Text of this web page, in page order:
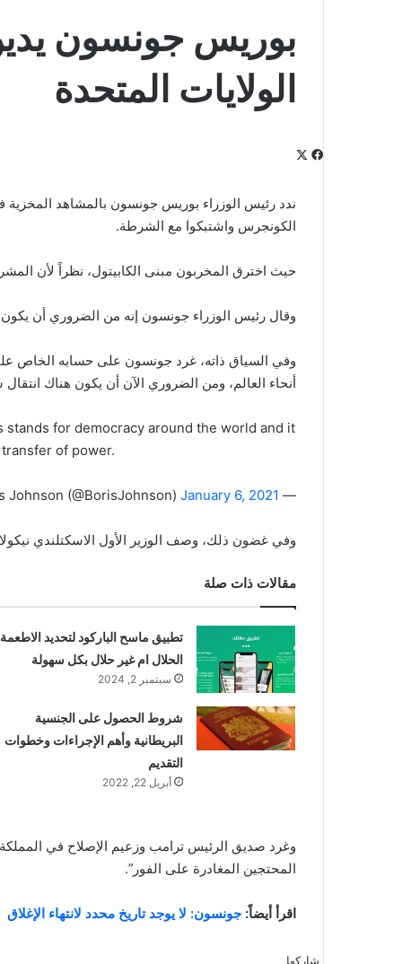
بوريس جونسون
الولايات المتحدة
فيسبوك
ندد رئيس الوزراء بوريس جونسون بالمشاهد المخزية
الكونجرس واشتبكوا مع الشرطة.
حيث اخترق المخربون مبنى الكابيتول، نظراً لأن
وقال رئيس الوزراء جونسون إنه من الضروري أن
وفي السياق ذاته، غرد جونسون على حسابه الخاص على
أنحاء العالم، ومن الضروري الآن أن يكون هناك
for democracy around the world and it
of power.
— Boris Johnson (@BorisJohnson)
January 6, 2021
وفي غضون ذلك، وصف الوزير الأول الاسكتلندي
مقالات ذات صلة
تطبيق ماسح الباركود لتحديد الاطعمة
الحلال ام غير حلال بكل سهولة
سبتمبر 2, 2024
شروط الحصول على الجنسية
البريطانية وأهم الإجراءات وخطوات
التقديم
أبريل 22, 2022
وغرد صديق الرئيس ترامب وزعيم الإصلاح في
المحتجين المغادرة على الفور”.
اقرأ أيضاً: جونسون: لا يوجد تاريخ محدد لانتهاء الإغلاق
شاركها